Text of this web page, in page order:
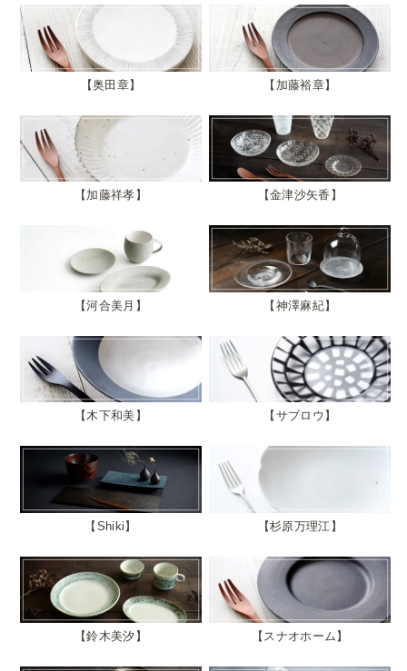
奥田章 加藤裕章
加藤祥孝 金津沙矢香
河合美月 神澤麻紀
木下和美 サブロウ
Shiki 杉原万理江
鈴木美汐 スナオホーム